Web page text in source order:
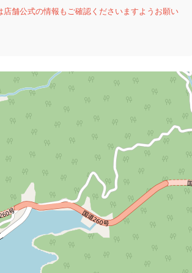
舗公式の情報もご確認くださいますようお願い